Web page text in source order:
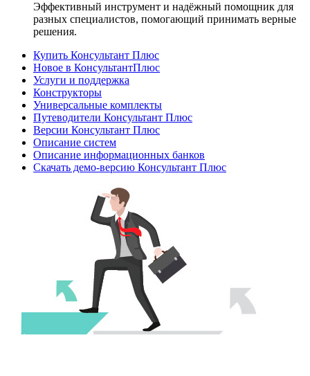
Эффективный инструмент и надёжный помощник для
разных специалистов, помогающий принимать верные
решения.
Купить Консультант Плюс
Новое в КонсультантПлюс
Услуги и поддержка
Конструкторы
Универсальные комплекты
Путеводители Консультант Плюс
Версии Консультант Плюс
Описание систем
Описание информационных банков
Скачать демо-версию Консультант Плюс